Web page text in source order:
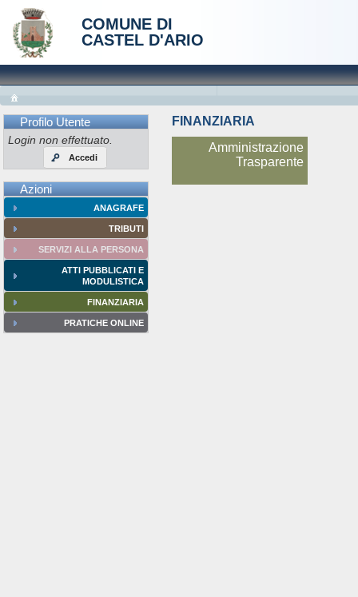
COMUNE DI
CASTEL D'ARIO
Profilo Utente
Login non effettuato.
Accedi
Azioni
ANAGRAFE
TRIBUTI
SERVIZI ALLA PERSONA
ATTI PUBBLICATI E
MODULISTICA
FINANZIARIA
PRATICHE ONLINE
FINANZIARIA
Amministrazione
Trasparente